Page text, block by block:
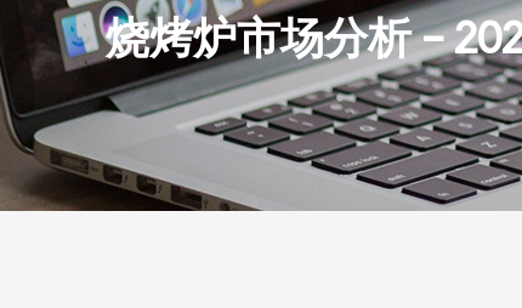
烧烤炉市场分析 -